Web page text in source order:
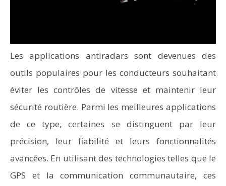
Les applications antiradars sont devenues des
outils populaires pour les conducteurs souhaitant
éviter les contrôles de vitesse et maintenir leur
sécurité routière. Parmi les meilleures applications
de ce type, certaines se distinguent par leur
précision, leur fiabilité et leurs fonctionnalités
avancées. En utilisant des technologies telles que le
GPS et la communication communautaire, ces